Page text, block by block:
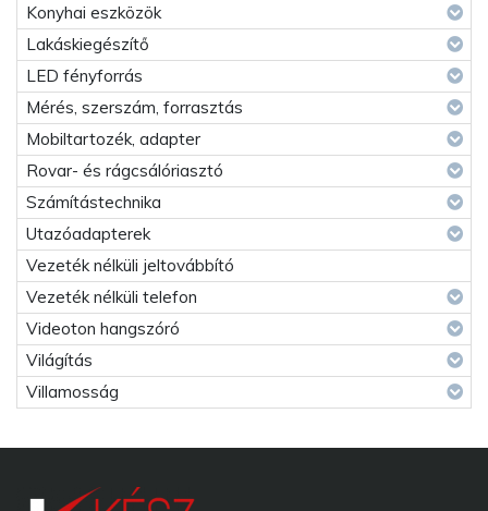
Konyhai eszközök
Lakáskiegészítő
LED fényforrás
Mérés, szerszám, forrasztás
Mobiltartozék, adapter
Rovar- és rágcsálóriasztó
Számítástechnika
Utazóadapterek
Vezeték nélküli jeltovábbító
Vezeték nélküli telefon
Videoton hangszóró
Világítás
Villamosság